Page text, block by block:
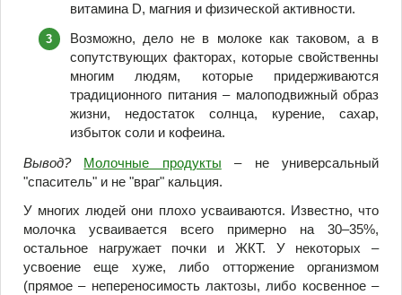
витамина D, магния и физической активности.
Возможно, дело не в молоке как таковом, а в
сопутствующих факторах, которые свойственны
многим людям, которые придерживаются
традиционного питания – малоподвижный образ
жизни, недостаток солнца, курение, сахар,
избыток соли и кофеина.
Вывод?
Молочные продукты – не универсальный
"спаситель" и не "враг" кальция.
У многих людей они плохо усваиваются. Известно, что
молочка усваивается всего примерно на 30–35%,
остальное нагружает почки и ЖКТ. У некоторых –
усвоение еще хуже, либо отторжение организмом
(прямое – непереносимость лактозы, либо косвенное –